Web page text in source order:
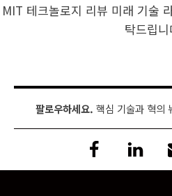
MIT 테크놀로지 리뷰 미래 기술
탁드립니
팔로우하세요. 핵심 기술과 혁의